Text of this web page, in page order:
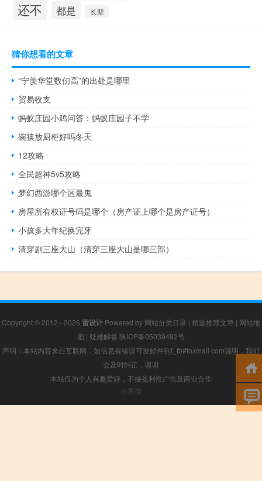
还不 都是 长辈
猜你想看的文章
“宁羡华堂数仞高”的出处是哪里
贸易收支
蚂蚁庄园小鸡问答：蚂蚁庄园子不学
碗筷放厨柜好吗冬天
12攻略
全民超神5v5攻略
梦幻西游哪个区最鬼
房屋所有权证号码是哪个（房产证上哪个是房产证号）
小孩多大年纪换完牙
清穿剧三座大山（清穿三座大山是哪三部）
Copyright © 2012 - 2026 雷设计 Powered by 网站分类目录 | 精选推荐文章 | 网站地
图 | 疑难解答 陕ICP备05039492号
声明：本站内容来自互联网，如信息有错误可发邮件到f_fb#foxmail.com说明，我们
会及时纠正，谢谢
本站仅为个人兴趣爱好，不接盈利性广告及商业合作
小男孩